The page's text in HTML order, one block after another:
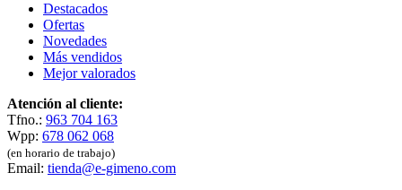
Destacados
Ofertas
Novedades
Más vendidos
Mejor valorados
Atención al cliente:
Tfno.: 963 704 163
Wpp: 678 062 068
(en horario de trabajo)
Email: tienda@e-gimeno.com